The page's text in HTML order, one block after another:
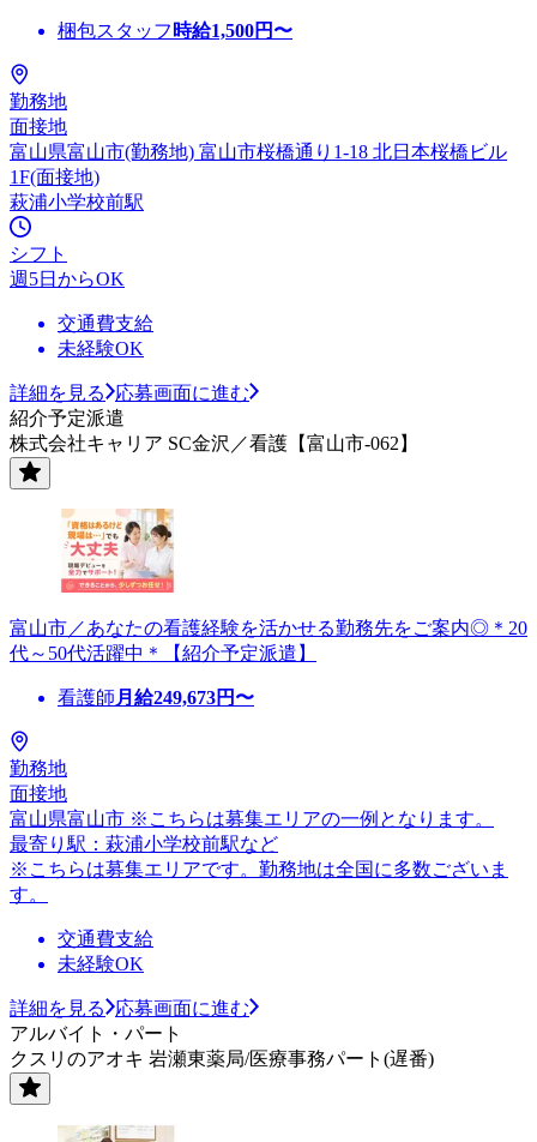
梱包スタッフ 時給1,500円〜
勤務地
面接地
富山県富山市(勤務地) 富山市桜橋通り1-18 北日本桜橋ビル
1F(面接地)
萩浦小学校前駅
シフト
週5日からOK
交通費支給
未経験OK
詳細を見る
応募画面に進む
紹介予定派遣
株式会社キャリア SC金沢／看護【富山市-062】
富山市／あなたの看護経験を活かせる勤務先をご案内◎＊20
代～50代活躍中＊【紹介予定派遣】
看護師 月給249,673円〜
勤務地
面接地
富山県富山市 ※こちらは募集エリアの一例となります。
最寄り駅：萩浦小学校前駅など
※こちらは募集エリアです。勤務地は全国に多数ございま
す。
交通費支給
未経験OK
詳細を見る
応募画面に進む
アルバイト・パート
クスリのアオキ 岩瀬東薬局/医療事務パート(遅番)